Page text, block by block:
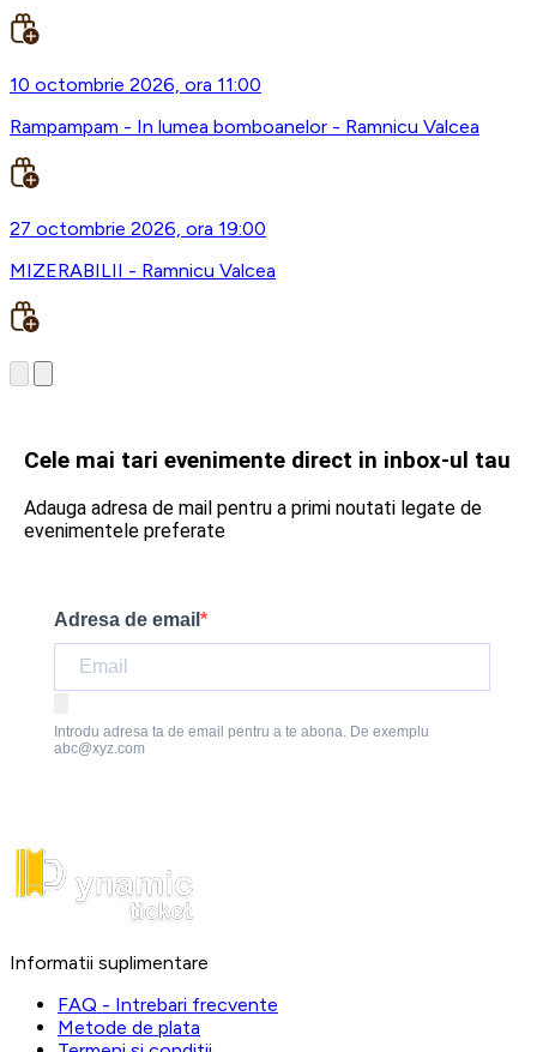
10 octombrie 2026, ora 11:00
Rampampam - In lumea bomboanelor - Ramnicu Valcea
27 octombrie 2026, ora 19:00
MIZERABILII - Ramnicu Valcea
Cele mai tari evenimente direct in inbox-ul tau
Adauga adresa de mail pentru a primi noutati legate de
evenimentele preferate
Adresa de email
Introdu adresa ta de email pentru a te abona. De exemplu
abc@xyz.com
Informatii suplimentare
FAQ - Intrebari frecvente
Metode de plata